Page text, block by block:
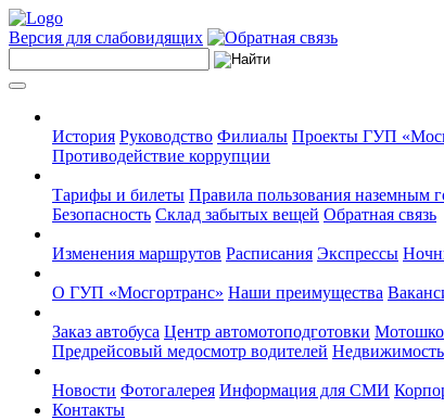
Версия для слабовидящих
История Руководство Филиалы Проекты ГУП
Противодействие коррупции
Тарифы и билеты Правила пользования наземным
Безопасность Склад забытых вещей Обратная связь
Изменения маршрутов Расписания Экспрессы
О ГУП «Мосгортранс» Наши преимущества
Заказ автобуса Центр автомотоподготовки
Предрейсовый медосмотр водителей Недвижимость
Новости Фотогалерея Информация для СМИ
Контакты